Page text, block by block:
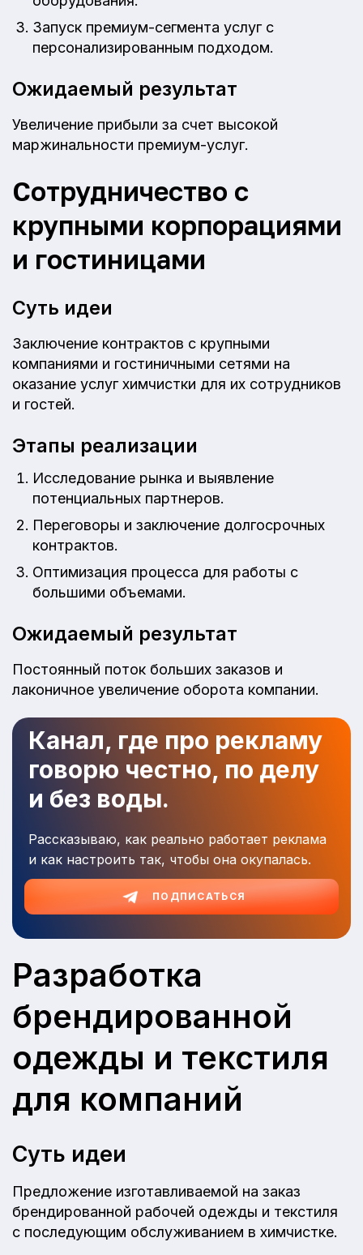
Запуск премиум-сегмента услуг с
персонализированным подходом.
Ожидаемый результат
Увеличение прибыли за счет высокой
маржинальности премиум-услуг.
Сотрудничество с
крупными корпорациями
и гостиницами
Суть идеи
Заключение контрактов с крупными
компаниями и гостиничными сетями на
оказание услуг химчистки для их сотрудников
и гостей.
Этапы реализации
Исследование рынка и выявление
потенциальных партнеров.
Переговоры и заключение долгосрочных
контрактов.
Оптимизация процесса для работы с
большими объемами.
Ожидаемый результат
Постоянный поток больших заказов и
лаконичное увеличение оборота компании.
Канал, где про рекламу
говорю честно, по делу
и без воды.
Рассказываю, как реально работает реклама
и как настроить так, чтобы она окупалась.
ПОДПИСАТЬСЯ
Разработка
брендированной
одежды и текстиля
для компаний
Суть идеи
Предложение изготавливаемой на заказ
брендированной рабочей одежды и текстиля
с последующим обслуживанием в химчистке.